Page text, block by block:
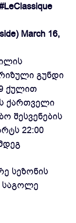
March 16,
გუნდი
ქულით
ქართველი
შესვენების
22:00
სეზონის
საგოლე